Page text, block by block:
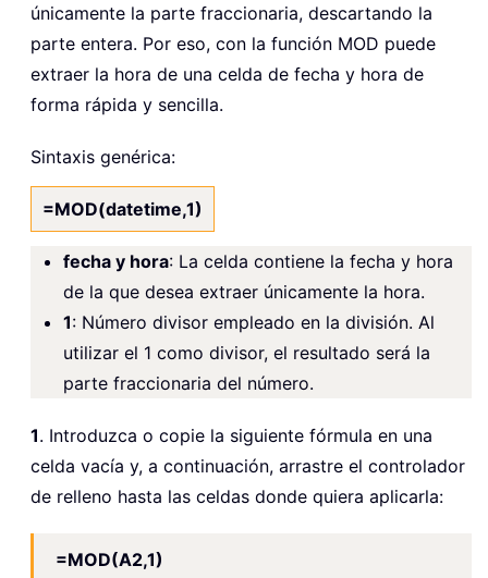
únicamente la parte fraccionaria, descartando la
parte entera. Por eso, con la función MOD puede
extraer la hora de una celda de fecha y hora de
forma rápida y sencilla.
Sintaxis genérica:
=MOD(datetime,1)
fecha y hora: La celda contiene la fecha y hora
de la que desea extraer únicamente la hora.
1: Número divisor empleado en la división. Al
utilizar el 1 como divisor, el resultado será la
parte fraccionaria del número.
1. Introduzca o copie la siguiente fórmula en una
celda vacía y, a continuación, arrastre el controlador
de relleno hasta las celdas donde quiera aplicarla:
=MOD(A2,1)